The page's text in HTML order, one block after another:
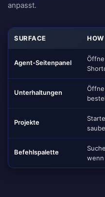
anpasst.
SURFACE
Agent-Seitenpanel
Unterhaltungen
Projekte
Befehlspalette